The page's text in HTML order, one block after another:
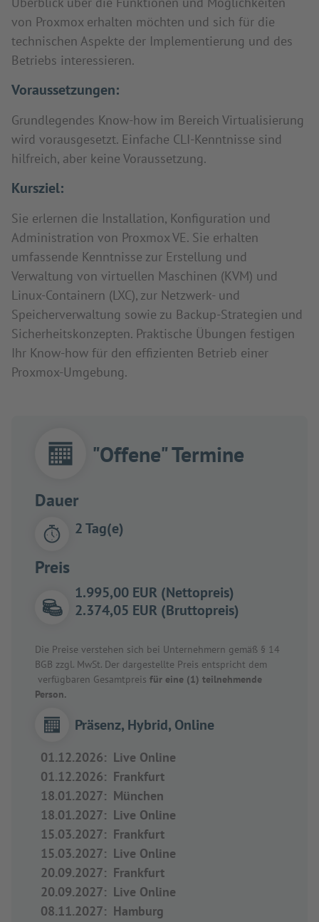
von Proxmox erhalten möchten und sich für die
technischen Aspekte der Implementierung und des
Betriebs interessieren.
Voraussetzungen:
Grundlegendes Know-how im Bereich Virtualisierung
wird vorausgesetzt. Einfache CLI-Kenntnisse sind
hilfreich, aber keine Voraussetzung.
Kursziel:
Sie erlernen die Installation, Konfiguration und
Administration von Proxmox VE. Sie erhalten
umfassende Kenntnisse zur Erstellung und
Verwaltung von virtuellen Maschinen (KVM) und
Linux-Containern (LXC), zur Netzwerk- und
Speicherverwaltung sowie zu Backup-Strategien und
Sicherheitskonzepten. Praktische Übungen festigen
Ihr Know-how für den effizienten Betrieb einer
Proxmox-Umgebung.
"Offene" Termine
Dauer
2 Tag(e)
Preis
1.995,00 EUR (Nettopreis)
2.374,05 EUR (Bruttopreis)
Die Preise verstehen sich bei Unternehmern gemäß § 14
BGB zzgl. MwSt. Der dargestellte Preis entspricht dem
verfügbaren Gesamtpreis für eine (1) teilnehmende
Person.
Präsenz, Hybrid, Online
01.12.2026: Live Online
01.12.2026: Frankfurt
18.01.2027: München
18.01.2027: Live Online
15.03.2027: Frankfurt
15.03.2027: Live Online
20.09.2027: Frankfurt
20.09.2027: Live Online
08.11.2027: Hamburg